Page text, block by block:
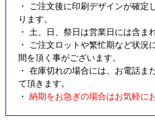
・ ご注文後に印刷デザインが確定
ります。
・ 土、日、祭日は営業日には含ま
・ ご注文ロットや繁忙期など状況
間を頂く事がございます。
・ 在庫切れの場合には、お電話ま
て頂きます。
・ 納期をお急ぎの場合はお気軽に